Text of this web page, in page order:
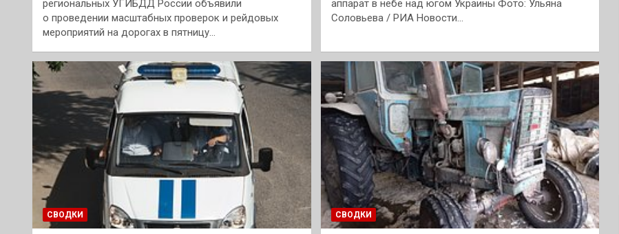
региональных УГИБДД России объявили
о проведении масштабных проверок и рейдовых
мероприятий на дорогах в пятницу…
аппарат в небе над югом Украины Фото: Ульяна
Соловьева / РИА Новости…
СВОДКИ СВОДКИ